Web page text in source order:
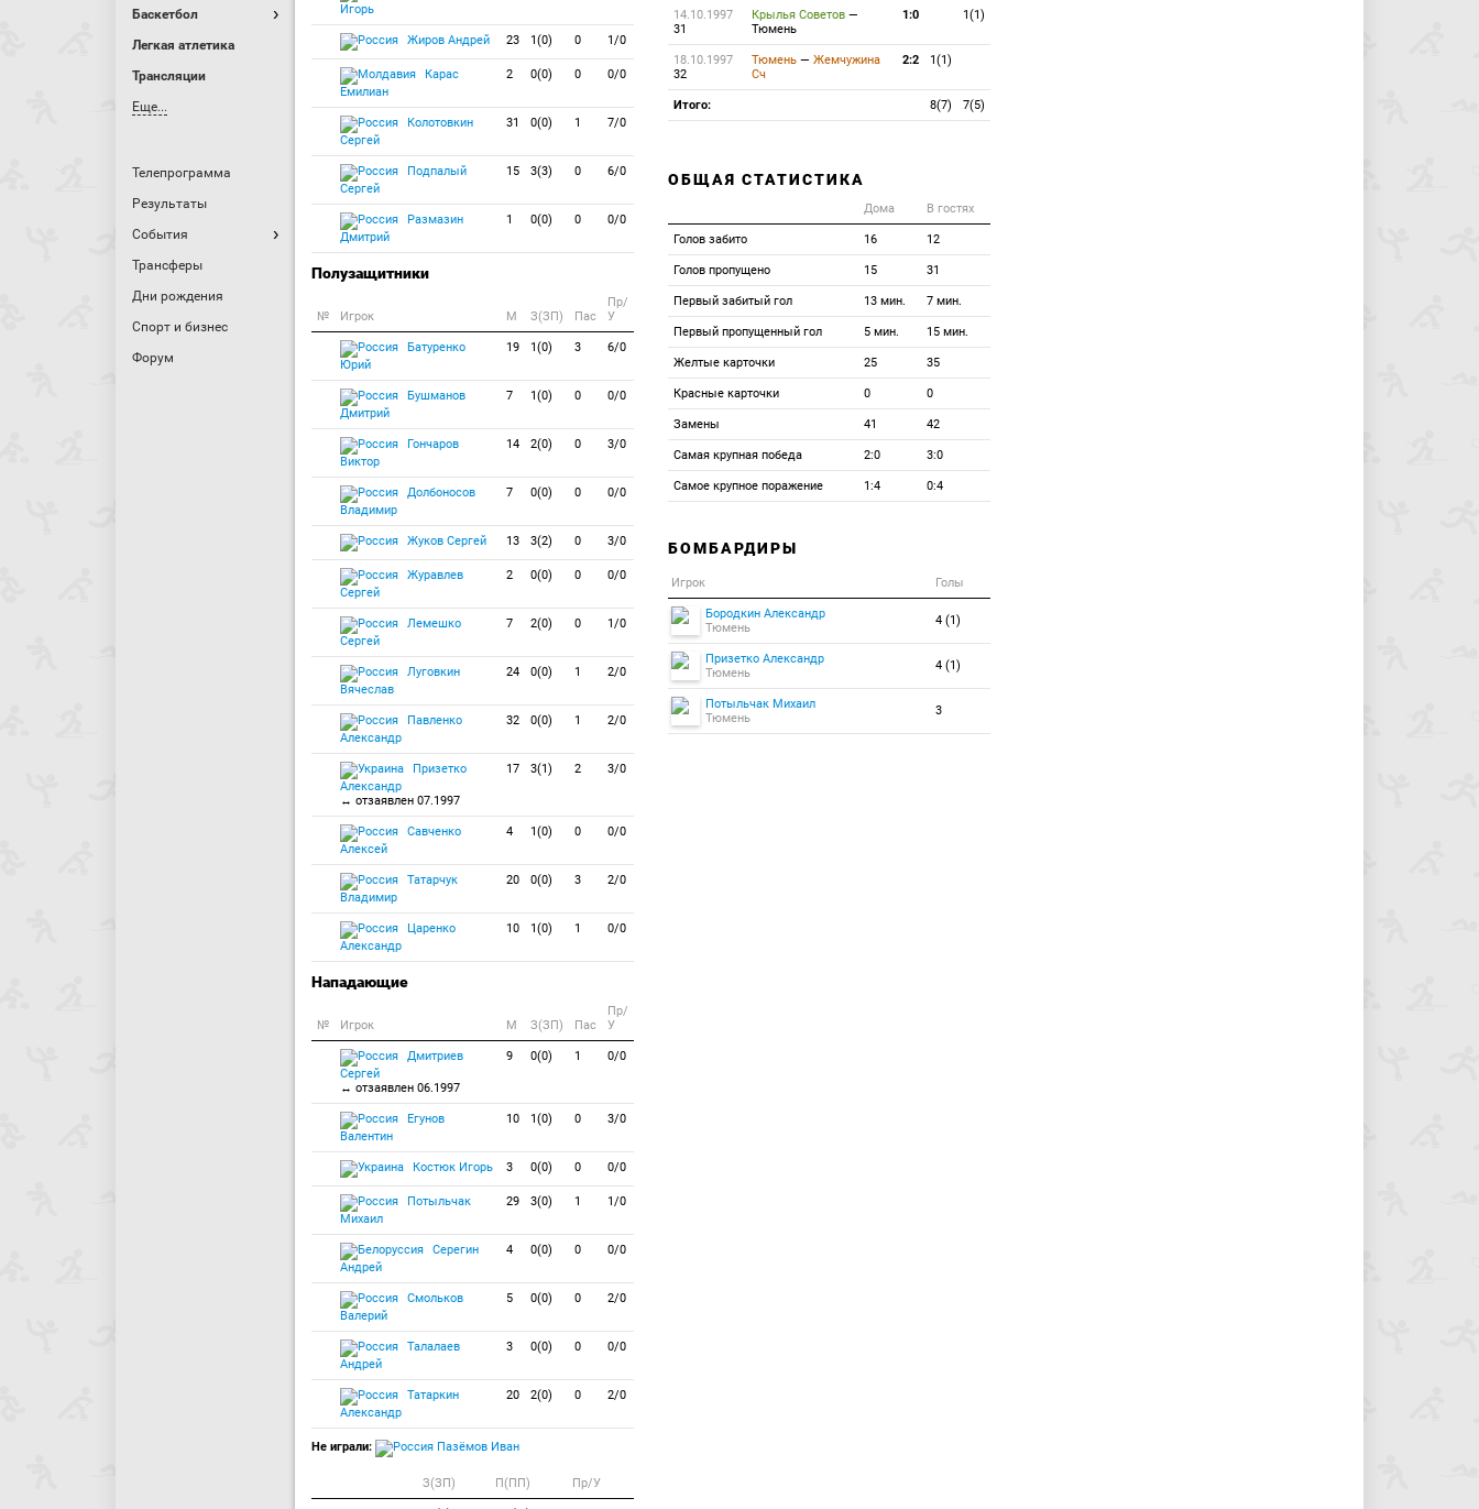
Баскетбол
Легкая атлетика
Трансляции
Еще...
Телепрограмма
Результаты
События
Трансферы
Дни рождения
Спорт и бизнес
Форум
Игорь
Жиров Андрей 23 1(0) 0 1/0
Карас
Емилиан
2 0(0) 0 0/0
Колотовкин
Сергей
31 0(0) 1 7/0
Подпалый
Сергей
15 3(3) 0 6/0
Размазин
Дмитрий
1 0(0) 0 0/0
Полузащитники
№ Игрок M З(ЗП) Пас
Пр/
У
Батуренко
Юрий
19 1(0) 3 6/0
Бушманов
Дмитрий
7 1(0) 0 0/0
Гончаров
Виктор
14 2(0) 0 3/0
Долбоносов
Владимир
7 0(0) 0 0/0
Жуков Сергей 13 3(2) 0 3/0
Журавлев
Сергей
2 0(0) 0 0/0
Лемешко
Сергей
7 2(0) 0 1/0
Луговкин
Вячеслав
24 0(0) 1 2/0
Павленко
Александр
32 0(0) 1 2/0
Призетко
Александр
↔ отзаявлен 07.1997
17 3(1) 2 3/0
Савченко
Алексей
4 1(0) 0 0/0
Татарчук
Владимир
20 0(0) 3 2/0
Царенко
Александр
10 1(0) 1 0/0
Нападающие
№ Игрок M З(ЗП) Пас
Пр/
У
Дмитриев
Сергей
↔ отзаявлен 06.1997
9 0(0) 1 0/0
Егунов
Валентин
10 1(0) 0 3/0
Костюк Игорь 3 0(0) 0 0/0
Потыльчак
Михаил
29 3(0) 1 1/0
Серегин
Андрей
4 0(0) 0 0/0
Смольков
Валерий
5 0(0) 0 2/0
Талалаев
Андрей
3 0(0) 0 0/0
Татаркин
Александр
20 2(0) 0 2/0
Не играли: Пазёмов Иван
З(ЗП) П(ПП) Пр/У
14.10.1997
31
Крылья Советов —
Тюмень
1:0 1(1)
18.10.1997
32
Тюмень — Жемчужина
Сч
2:2 1(1)
Итого: 8(7) 7(5)
ОБЩАЯ СТАТИСТИКА
Дома В гостях
Голов забито 16 12
Голов пропущено 15 31
Первый забитый гол 13 мин. 7 мин.
Первый пропущенный гол 5 мин. 15 мин.
Желтые карточки 25 35
Красные карточки 0 0
Замены 41 42
Самая крупная победа 2:0 3:0
Самое крупное поражение 1:4 0:4
БОМБАРДИРЫ
Игрок Голы
Бородкин Александр
Тюмень
4 (1)
Призетко Александр
Тюмень
4 (1)
Потыльчак Михаил
Тюмень
3